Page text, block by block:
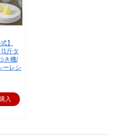
】
斤タ
き機/
ーレシ
入